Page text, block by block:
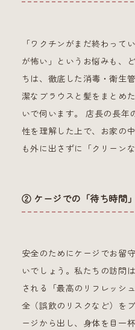
「ワクチンがまだ終わって
が怖い」というお悩みも、
ちは、徹底した消毒・衛生
潔なブラウスと髪をまとめ
いで伺います。 店長の長年
性を理解した上で、お家の
も外に出さずに「クリーン
② ケージでの「待ち時間
安全のためにケージでお留
いでしょう。私たちの訪問
される「最高のリフレッシ
全（誤飲のリスクなど）を
ージから出し、身体を目一